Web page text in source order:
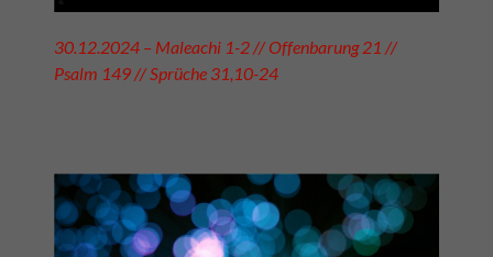
30.12.2024 – Maleachi 1-2 // Offenbarung 21 //
Psalm 149 // Sprüche 31,10-24